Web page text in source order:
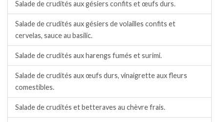
Salade de crudités aux gésiers confits et œufs durs.
Salade de crudités aux gésiers de volailles confits et
cervelas, sauce au basilic.
Salade de crudités aux harengs fumés et surimi.
Salade de crudités aux œufs durs, vinaigrette aux fleurs
comestibles.
Salade de crudités et betteraves au chèvre frais.